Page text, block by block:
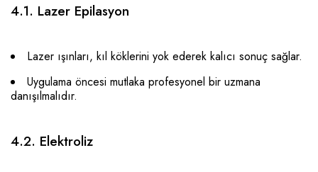
4.1. Lazer Epilasyon
Lazer ışınları, kıl köklerini yok ederek kalıcı sonuç sağlar.
Uygulama öncesi mutlaka profesyonel bir uzmana
danışılmalıdır.
4.2. Elektroliz